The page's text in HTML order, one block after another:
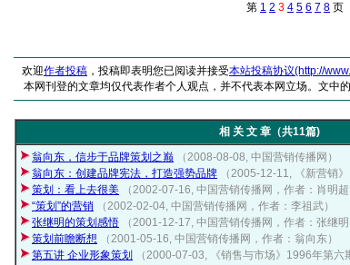
第 1 2 3 4 5 6 7 8
欢迎作者投稿 ，投稿即表明您已阅读并接受本站投稿协议(http://
本网刊登的文章均仅代表作者个人观点，并不代表本网立场。文中
相 关 文 章（共11篇)
翁向东，信步于品牌策划之巅
（2008-08-08, 中国营销传播网）
翁向东：创建品牌宪法，打造强势品牌
（2005-12-11, 《新营销
策划：看上去很美
（2002-07-16, 中国营销传播网，作者：肖明超
“策划”的营销
（2002-02-04, 中国营销传播网，作者：李祖武）
张继明的策划感悟
（2001-12-17, 中国营销传播网，作者：张继明
策划前瞻断想
（2001-05-16, 中国营销传播网，作者：翁向东）
第五讲 企业形象策划
（2000-07-03, 《销售与市场》1996年第六